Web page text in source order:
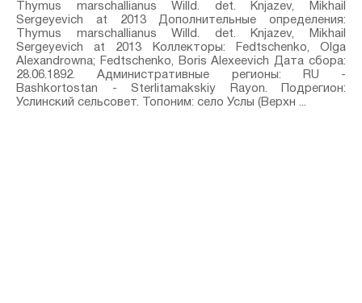
Thymus marschallianus Willd.⁣ det. Knjazev, Mikhail
Sergeyevich at 2013 Дополнительные определения:
Thymus marschallianus Willd.⁣ det. Knjazev, Mikhail
Sergeyevich at 2013 Коллекторы: Fedtschenko, Olga
Alexandrowna; Fedtschenko, Boris Alexeevich Дата сбора:
28.06.1892. Административные регионы: RU -
Bashkortostan - Sterlitamakskiy Rayon. Подрегион:
Услинский сельсовет. Топоним: село Услы (Верхн ...